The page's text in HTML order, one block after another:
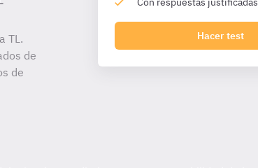
TL.
de
de
Hacer test